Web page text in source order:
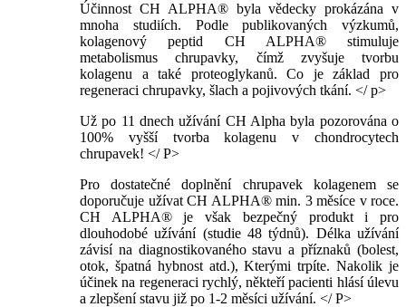
Účinnost CH ALPHA® byla vědecky prokázána v
mnoha studiích. Podle publikovaných výzkumů,
kolagenový peptid CH ALPHA® stimuluje
metabolismus chrupavky, čímž zvyšuje tvorbu
kolagenu a také proteoglykanů. Co je základ pro
regeneraci chrupavky, šlach a pojivových tkání. </ p>
Už po 11 dnech užívání CH Alpha byla pozorována o
100% vyšší tvorba kolagenu v chondrocytech
chrupavek! </ P>
Pro dostatečné doplnění chrupavek kolagenem se
doporučuje užívat CH ALPHA® min. 3 měsíce v roce.
CH ALPHA® je však bezpečný produkt i pro
dlouhodobé užívání (studie 48 týdnů). Délka užívání
závisí na diagnostikovaného stavu a příznaků (bolest,
otok, špatná hybnost atd.), Kterými trpíte. Nakolik je
účinek na regeneraci rychlý, někteří pacienti hlásí úlevu
a zlepšení stavu již po 1-2 měsíci užívání. </ P>